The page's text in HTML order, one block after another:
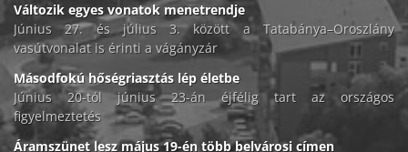
Változik egyes vonatok menetrendje
Június 27. és július 3. között a Tatabánya–Oroszlány
vasútvonalat is érinti a vágányzár
Másodfokú hőségriasztás lép életbe
Június 20-tól június 23-án éjfélig tart az országos
figyelmeztetés
Áramszünet lesz május 19-én több belvárosi címen